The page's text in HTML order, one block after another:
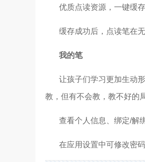
优质点读资源，一键缓
缓存成功后，点读笔在
我的笔
让孩子们学习更加生动
教，但有不会教，教不好的
查看个人信息、绑定/解
在应用设置中可修改密